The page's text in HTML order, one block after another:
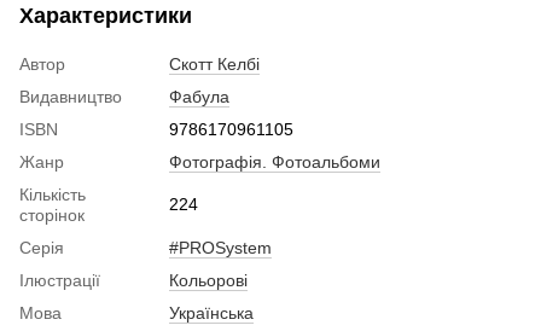
Характеристики
Автор
Скотт Келбі
Видавництво
Фабула
ISBN
9786170961105
Жанр
Фотографія. Фотоальбоми
Кількість
сторінок
224
Серія
#PROSystem
Ілюстрації
Кольорові
Мова
Українська